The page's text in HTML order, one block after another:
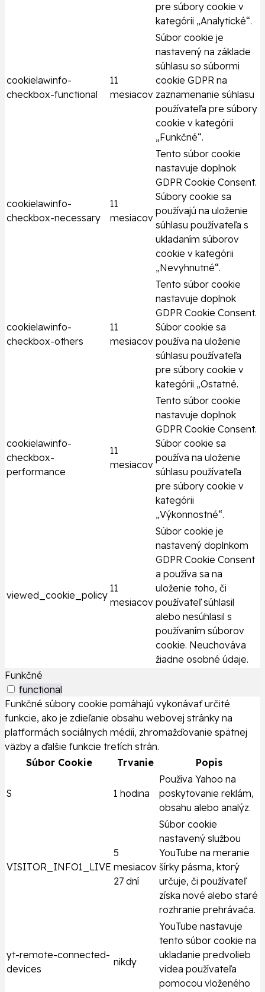
pre súbory cookie v
kategórii „Analytické“.
cookielawinfo-
checkbox-functional
11
mesiacov
Súbor cookie je
nastavený na základe
súhlasu so súbormi
cookie GDPR na
zaznamenanie súhlasu
používateľa pre súbory
cookie v kategórii
„Funkčné“.
cookielawinfo-
checkbox-necessary
11
mesiacov
Tento súbor cookie
nastavuje doplnok
GDPR Cookie Consent.
Súbory cookie sa
používajú na uloženie
súhlasu používateľa s
ukladaním súborov
cookie v kategórii
„Nevyhnutné“.
cookielawinfo-
checkbox-others
11
mesiacov
Tento súbor cookie
nastavuje doplnok
GDPR Cookie Consent.
Súbor cookie sa
používa na uloženie
súhlasu používateľa
pre súbory cookie v
kategórii „Ostatné.
cookielawinfo-
checkbox-
performance
11
mesiacov
Tento súbor cookie
nastavuje doplnok
GDPR Cookie Consent.
Súbor cookie sa
používa na uloženie
súhlasu používateľa
pre súbory cookie v
kategórii
„Výkonnostné“.
viewed_cookie_policy
11
mesiacov
Súbor cookie je
nastavený doplnkom
GDPR Cookie Consent
a používa sa na
uloženie toho, či
používateľ súhlasil
alebo nesúhlasil s
používaním súborov
cookie. Neuchováva
žiadne osobné údaje.
Funkčné
functional
Funkčné súbory cookie pomáhajú vykonávať určité
funkcie, ako je zdieľanie obsahu webovej stránky na
platformách sociálnych médií, zhromažďovanie spätnej
väzby a ďalšie funkcie tretích strán.
Súbor Cookie
Trvanie Popis
S 1 hodina
Používa Yahoo na
poskytovanie reklám,
obsahu alebo analýz.
VISITOR_INFO1_LIVE
5
mesiacov
27 dní
Súbor cookie
nastavený službou
YouTube na meranie
šírky pásma, ktorý
určuje, či používateľ
získa nové alebo staré
rozhranie prehrávača.
yt-remote-connected-
devices
nikdy
YouTube nastavuje
tento súbor cookie na
ukladanie predvolieb
videa používateľa
pomocou vloženého